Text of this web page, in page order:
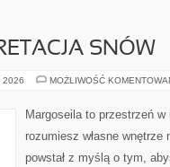
SNÓW
2026 MOŻLIWOŚĆ
Margoseila to przestrzeń
rozumiesz własne
powstał z myślą o tym,